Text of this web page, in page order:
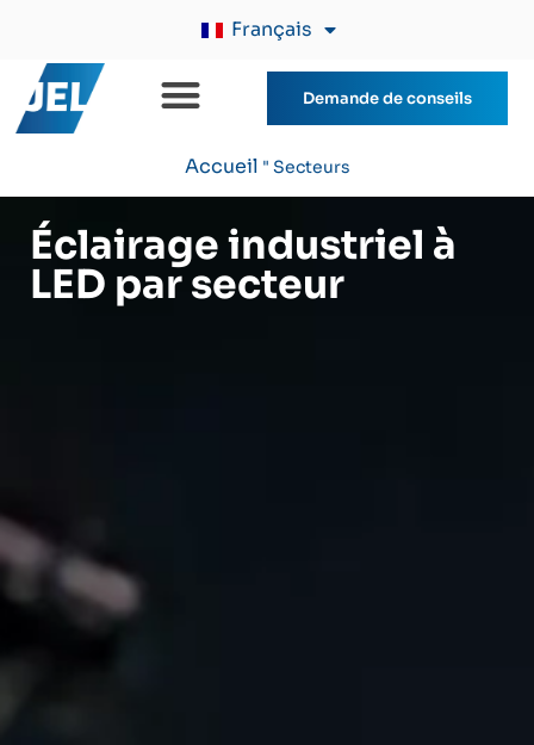
Français
Demande de conseils
Accueil " Secteurs
Éclairage industriel à
LED par secteur